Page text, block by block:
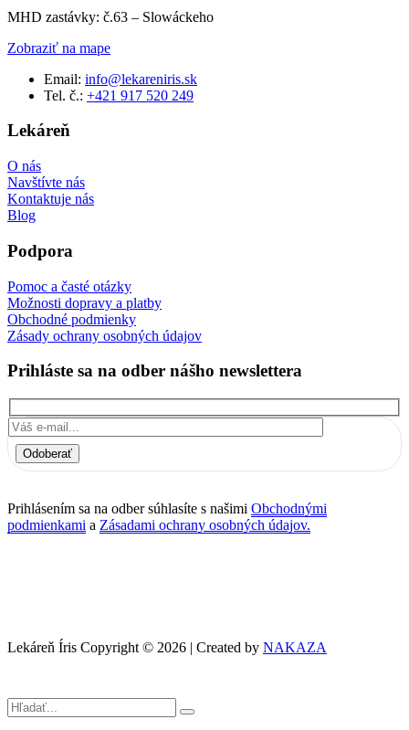
MHD zastávky: č.63 – Slowáckeho
Zobraziť na mape
Email: info@lekareniris.sk
Tel. č.: +421 917 520 249
Lekáreň
O nás
Navštívte nás
Kontaktuje nás
Blog
Podpora
Pomoc a časté otázky
Možnosti dopravy a platby
Obchodné podmienky
Zásady ochrany osobných údajov
Prihláste sa na odber nášho newslettera
Odoberať
Prihlásením sa na odber súhlasíte s našimi Obchodnými
podmienkami a Zásadami ochrany osobných údajov.
Lekáreň Íris Copyright © 2026 | Created by NAKAZA